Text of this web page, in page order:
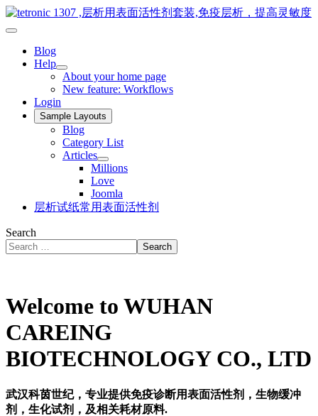
Blog
Help
About your home page
New feature: Workflows
Login
Sample Layouts
Blog
Category List
Articles
Millions
Love
Joomla
层析试纸常用表面活性剂
Search
Search
Welcome to WUHAN
CAREING
BIOTECHNOLOGY CO., LTD
武汉科茵世纪，专业提供免疫诊断用表面活性剂，生物缓冲
剂，生化试剂，及相关耗材原料.